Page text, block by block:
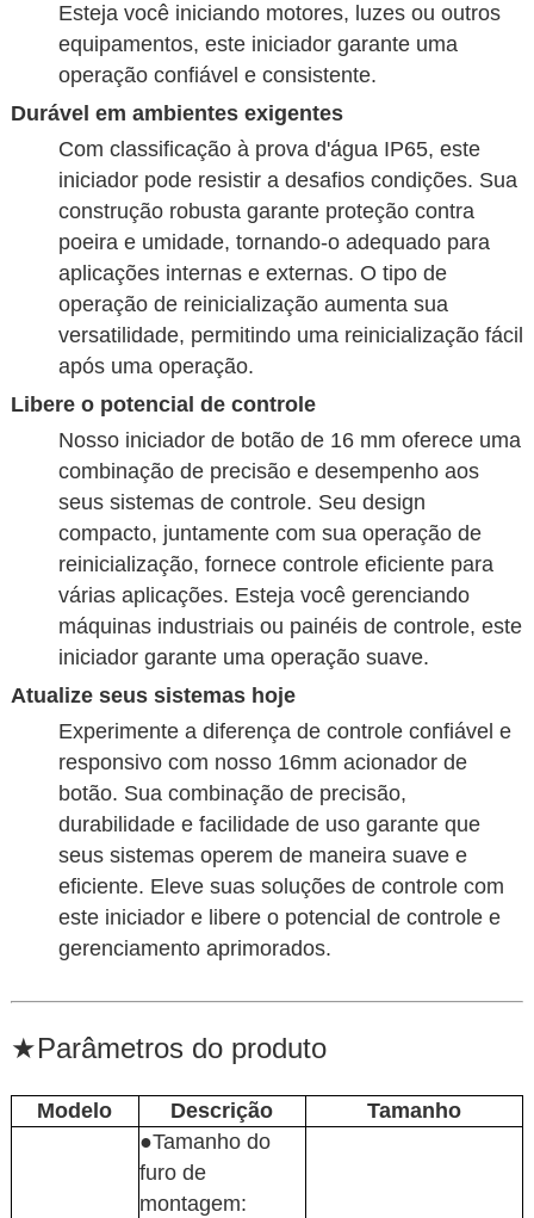
Esteja você iniciando motores, luzes ou outros
equipamentos, este iniciador garante uma
operação confiável e consistente.
Durável em ambientes exigentes
Com classificação à prova d'água IP65, este
iniciador pode resistir a desafios condições. Sua
construção robusta garante proteção contra
poeira e umidade, tornando-o adequado para
aplicações internas e externas. O tipo de
operação de reinicialização aumenta sua
versatilidade, permitindo uma reinicialização fácil
após uma operação.
Libere o potencial de controle
Nosso iniciador de botão de 16 mm oferece uma
combinação de precisão e desempenho aos
seus sistemas de controle. Seu design
compacto, juntamente com sua operação de
reinicialização, fornece controle eficiente para
várias aplicações. Esteja você gerenciando
máquinas industriais ou painéis de controle, este
iniciador garante uma operação suave.
Atualize seus sistemas hoje
Experimente a diferença de controle confiável e
responsivo com nosso 16mm acionador de
botão. Sua combinação de precisão,
durabilidade e facilidade de uso garante que
seus sistemas operem de maneira suave e
eficiente. Eleve suas soluções de controle com
este iniciador e libere o potencial de controle e
gerenciamento aprimorados.
★Parâmetros do produto
Modelo Descrição
Tamanho
●Tamanho do
furo de
montagem: